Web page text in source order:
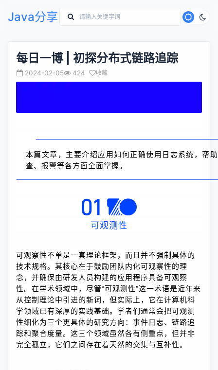
Java分享
每日一博 | 初探分布式链路追踪
2024-02-05 424 收藏
本篇文章，主要介绍应用如何正确使用日志系统，帮
查、报警等各方面全面掌握。
可观测性
可观察性不单是一套理论框架，而且并不强制具体的
技术规格。其核心在于鼓励团队内化可观察性的理
念，并确保由研发人员构建的应用程序具备可观察
性。在学术领域中，尽管“可观测性”这一术语是近年来
从控制理论中引进的新词，但实际上，它在计算机科
学领域已有深厚的实践基础。学者们通常会把可观测
性细化为三个更具体的研究方向：事件日志、链路追
踪和聚合度量。这三个领域虽然各有侧重点，但并非
完全孤立，它们之间存在着天然的交集与互补性。